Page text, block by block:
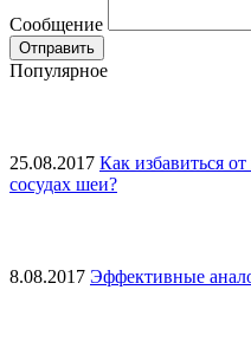
Сообщение
Популярное
25.08.2017 Как избавиться
сосудах шеи?
8.08.2017 Эффективные